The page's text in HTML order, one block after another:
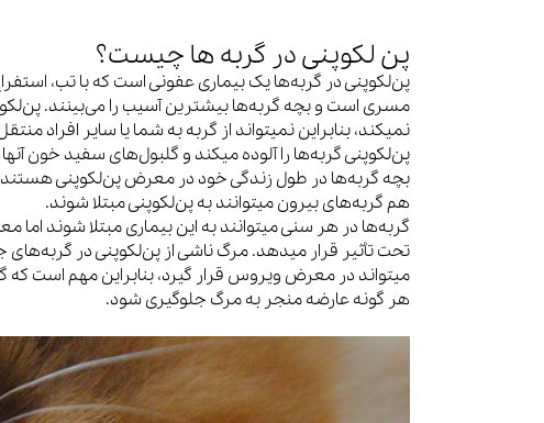
پن لکوپنی در گربه ها چیست؟
پن‌لکوپنی در گربه‌ها یک بیماری عفونی است که با تب،
مسری است و بچه گربه‌ها بیشترین آسیب را می‌بینند.
نمیکند، بنابراین نمیتواند از گربه به شما یا سایر افراد
پن‌لکوپنی گربه‌ها را آلوده میکند و گلبول‌های سفید خون
بچه گربه‌ها در طول زندگی خود در معرض پن‌لکوپنی هستند
هم گربه‌های بیرون میتوانند به پن‌لکوپنی مبتلا شوند.
گربه‌ها در هر سنی میتوانند به این بیماری مبتلا شوند
تحت تأثیر قرار میدهد. مرگ ناشی از پن‌لکوپنی در
میتواند در معرض ویروس قرار گیرد، بنابراین مهم است که
هر گونه عارضه منجر به مرگ جلوگیری شود.